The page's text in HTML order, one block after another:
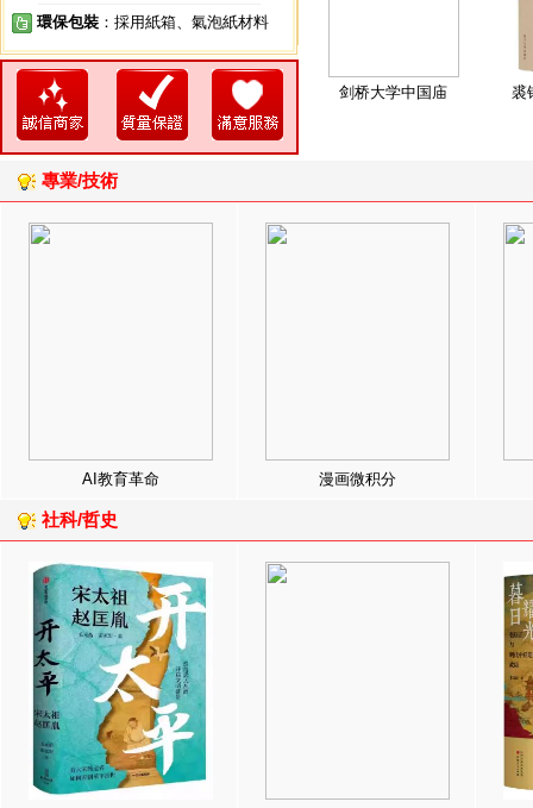
環保包裝 ：採用紙箱、氣泡紙材料
剑桥大学中国庙 裘
專業/技術
AI教育革命 漫画微积分
社科/哲史